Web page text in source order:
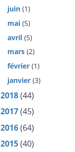
juin (1)
mai (5)
avril (5)
mars (2)
février (1)
janvier (3)
2018(44)
2017(45)
2016(64)
2015(40)